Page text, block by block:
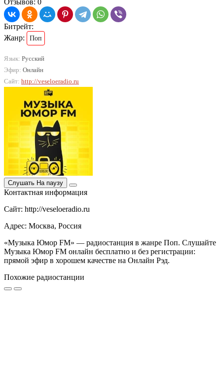
Отзывов: 0
Битрейт:
Жанр:
Поп
Язык: Русский
Эфир: Онлайн
Сайт: http://veseloeradio.ru
Слушать На паузу
Контактная информация
Сайт: http://veseloeradio.ru
Адрес: Москва, Россия
«Музыка Юмор FM» — радиостанция в жанре Поп. Слушайте
Музыка Юмор FM онлайн бесплатно и без регистрации:
прямой эфир в хорошем качестве на Онлайн Рэд.
Похожие радиостанции